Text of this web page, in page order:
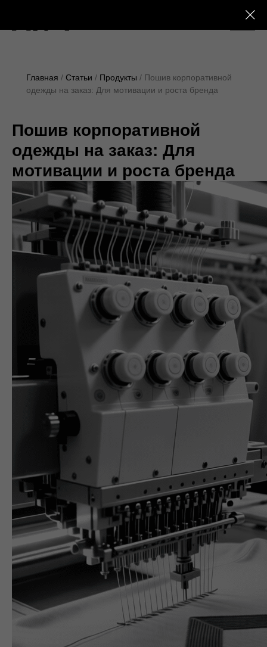
Главная Статьи Продукты
Пошив корпоративной
одежды на заказ: Для мотивации и роста бренда
Пошив корпоративной
одежды на заказ: Для
мотивации и роста бренда